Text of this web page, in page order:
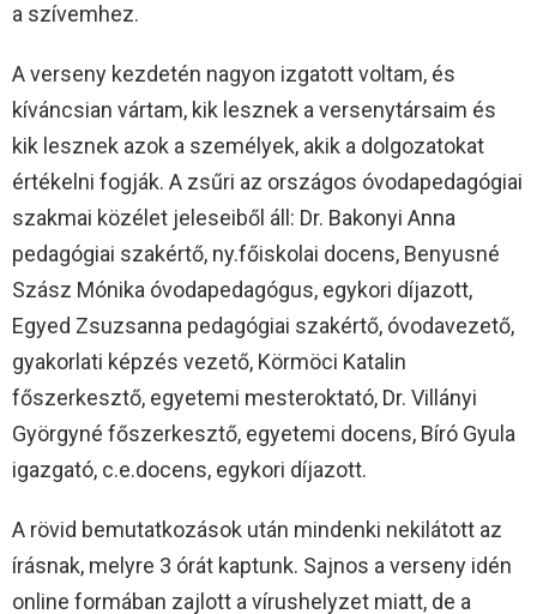
a szívemhez.
A verseny kezdetén nagyon izgatott voltam, és
kíváncsian vártam, kik lesznek a versenytársaim és
kik lesznek azok a személyek, akik a dolgozatokat
értékelni fogják. A zsűri az országos óvodapedagógiai
szakmai közélet jeleseiből áll: Dr. Bakonyi Anna
pedagógiai szakértő, ny.főiskolai docens, Benyusné
Szász Mónika óvodapedagógus, egykori díjazott,
Egyed Zsuzsanna pedagógiai szakértő, óvodavezető,
gyakorlati képzés vezető, Körmöci Katalin
főszerkesztő, egyetemi mesteroktató, Dr. Villányi
Györgyné főszerkesztő, egyetemi docens, Bíró Gyula
igazgató, c.e.docens, egykori díjazott.
A rövid bemutatkozások után mindenki nekilátott az
írásnak, melyre 3 órát kaptunk. Sajnos a verseny idén
online formában zajlott a vírushelyzet miatt, de a